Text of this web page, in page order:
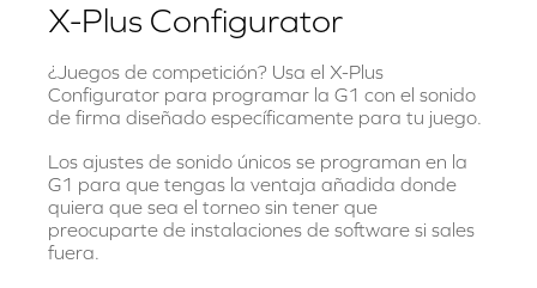
X-Plus Configurator
¿Juegos de competición? Usa el X-Plus
Configurator para programar la G1 con el sonido
de firma diseñado específicamente para tu juego.
Los ajustes de sonido únicos se programan en la
G1 para que tengas la ventaja añadida donde
quiera que sea el torneo sin tener que
preocuparte de instalaciones de software si sales
fuera.